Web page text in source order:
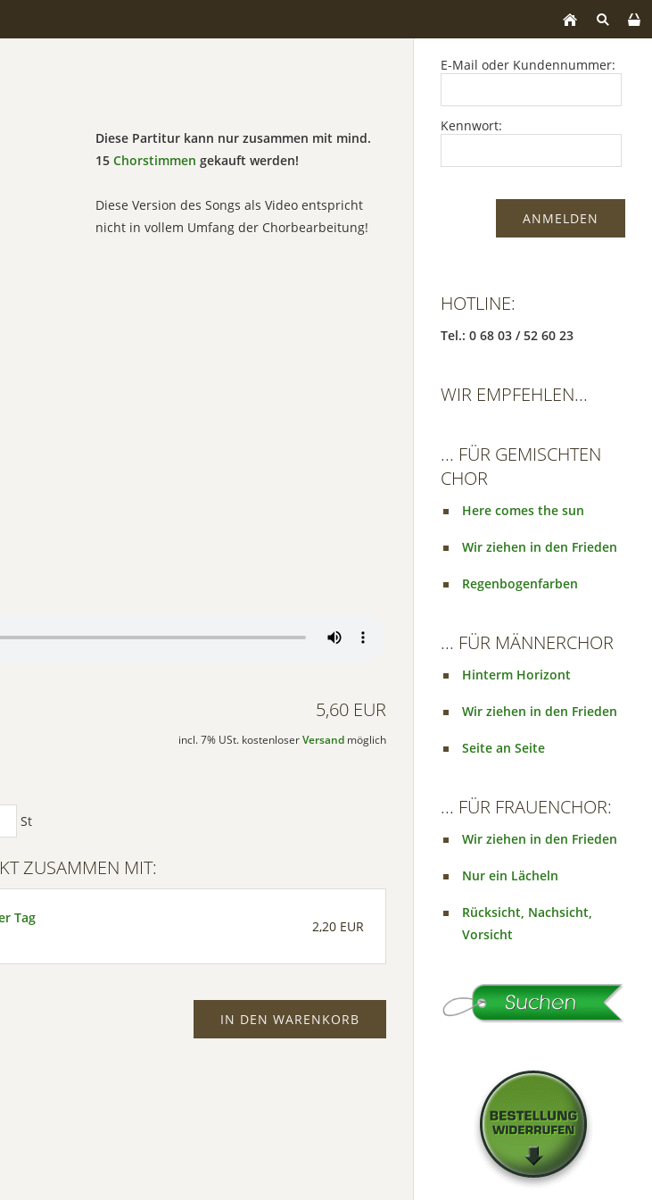
Diese Partitur kann nur zusammen mit mind.
15Chorstimmen gekauft werden!
Diese Version des Songs als Video entspricht
nicht in vollem Umfang der Chorbearbeitung!
5,60 EUR
incl. 7% USt. kostenloser Versandmöglich
St
ZUSAMMEN MIT:
Tag
2,20 EUR
IN DEN WARENKORB
E-Mail oder Kundennummer:
Kennwort:
HOTLINE:
Tel.: 0 68 03 / 52 60 23
WIR EMPFEHLEN...
... FÜR GEMISCHTEN
CHOR
Here comes the sun
Wir ziehen in den Frieden
Regenbogenfarben
... FÜR MÄNNERCHOR
Hinterm Horizont
Wir ziehen in den Frieden
Seite an Seite
... FÜR FRAUENCHOR:
Wir ziehen in den Frieden
Nur ein Lächeln
Rücksicht, Nachsicht,
Vorsicht